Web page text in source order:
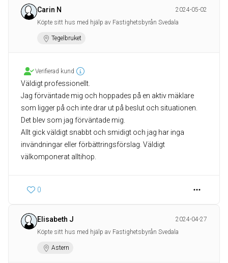
Carin N
2024-05-02
Köpte sitt hus med hjälp av Fastighetsbyrån Svedala
Tegelbruket
Verifierad kund
Väldigt professionellt.
Jag förväntade mig och hoppades på en aktiv mäklare
som ligger på och inte drar ut på beslut och situationen.
Det blev som jag förväntade mig.
Allt gick väldigt snabbt och smidigt och jag har inga
invändningar eller förbättringsförslag. Väldigt
välkomponerat alltihop.
0
Elisabeth J
2024-04-27
Köpte sitt hus med hjälp av Fastighetsbyrån Svedala
Astern